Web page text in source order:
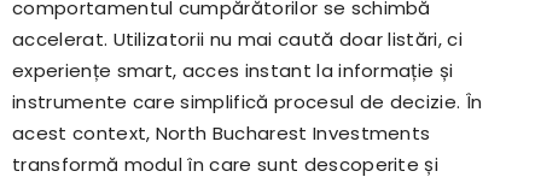
comportamentul cumpărătorilor se schimbă
accelerat. Utilizatorii nu mai caută doar listări, ci
experiențe smart, acces instant la informație și
instrumente care simplifică procesul de decizie. În
acest context, North Bucharest Investments
transformă modul în care sunt descoperite și